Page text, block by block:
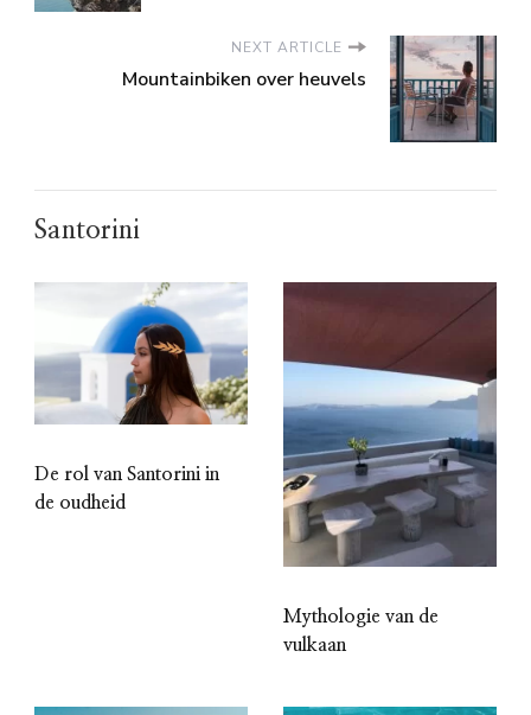
NEXT ARTICLE
Mountainbiken over heuvels
Santorini
De rol van Santorini in
de oudheid
Mythologie van de
vulkaan